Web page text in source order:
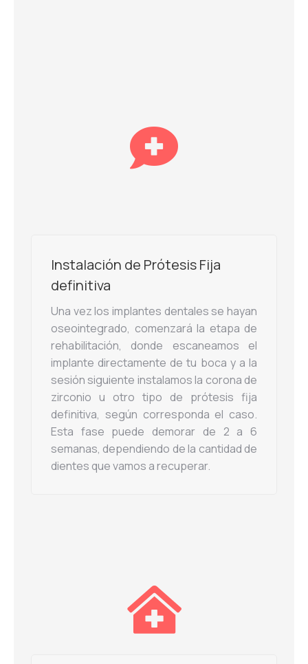
Instalación de Prótesis Fija
definitiva
Una vez los implantes dentales se hayan
oseointegrado, comenzará la etapa de
rehabilitación, donde escaneamos el
implante directamente de tu boca y a la
sesión siguiente instalamos la corona de
zirconio u otro tipo de prótesis fija
definitiva, según corresponda el caso.
Esta fase puede demorar de 2 a 6
semanas, dependiendo de la cantidad de
dientes que vamos a recuperar.